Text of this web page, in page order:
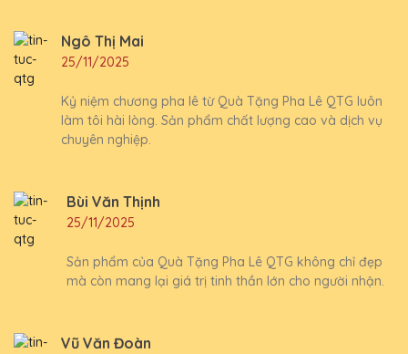
Ngô Thị Mai
25/11/2025
Kỷ niệm chương pha lê từ Quà Tặng Pha Lê QTG luôn
làm tôi hài lòng. Sản phẩm chất lượng cao và dịch vụ
chuyên nghiệp.
Bùi Văn Thịnh
25/11/2025
Sản phẩm của Quà Tặng Pha Lê QTG không chỉ đẹp
mà còn mang lại giá trị tinh thần lớn cho người nhận.
Vũ Văn Đoàn